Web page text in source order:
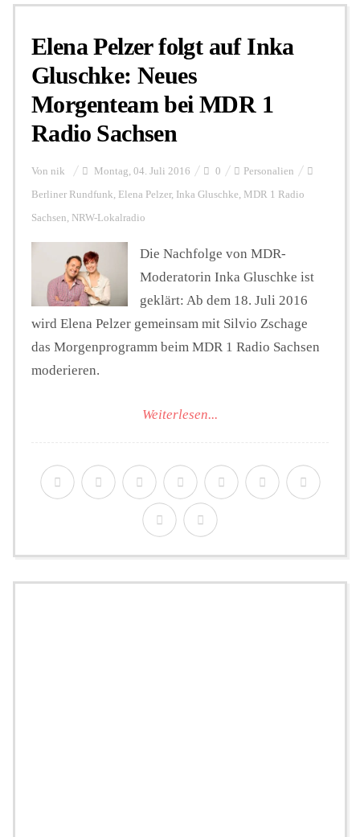
Personalien
Hintergrund
FUNKTURM-Beiträge
Seminare
Unterstützen
Elena Pelzer folgt auf Inka
Gluschke: Neues
Morgenteam bei MDR 1
Radio Sachsen
Von nik Montag, 04. Juli 2016 0 Personalien
Berliner Rundfunk, Elena Pelzer, Inka Gluschke, MDR 1 Radio
Sachsen, NRW-Lokalradio
Die Nachfolge von MDR-
Moderatorin Inka Gluschke ist
geklärt: Ab dem 18. Juli 2016
wird Elena Pelzer gemeinsam mit Silvio Zschage
das Morgenprogramm beim MDR 1 Radio Sachsen
moderieren.
Weiterlesen...